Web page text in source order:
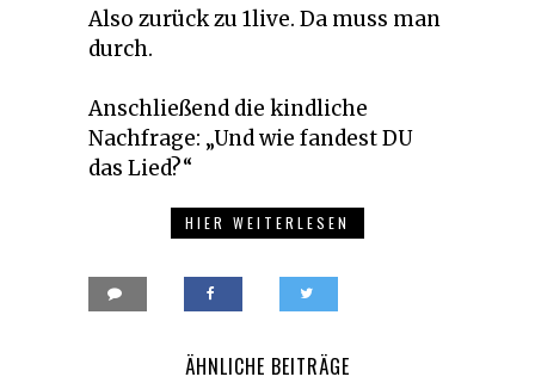
Also zurück zu 1live. Da muss man
durch.
Anschließend die kindliche
Nachfrage: „Und wie fandest DU
das Lied?“
HIER WEITERLESEN
ÄHNLICHE BEITRÄGE